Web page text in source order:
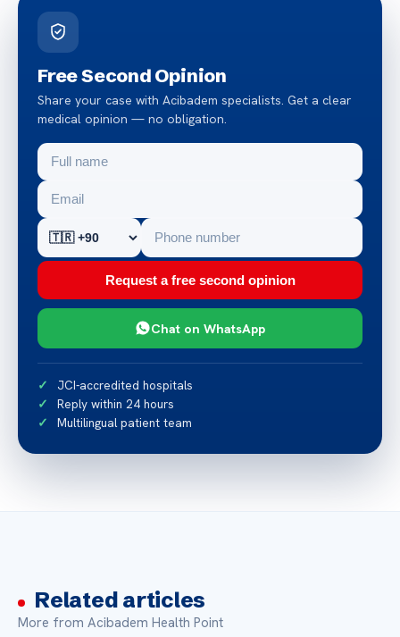
Free Second Opinion
Share your case with Acibadem specialists. Get a clear
medical opinion — no obligation.
Request a free second opinion
Chat on WhatsApp
JCI-accredited hospitals
Reply within 24 hours
Multilingual patient team
Related articles
More from Acibadem Health Point